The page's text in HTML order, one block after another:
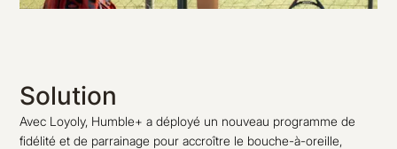
Solution
Avec Loyoly, Humble+ a déployé un nouveau programme de
fidélité et de parrainage pour accroître le bouche-à-oreille,